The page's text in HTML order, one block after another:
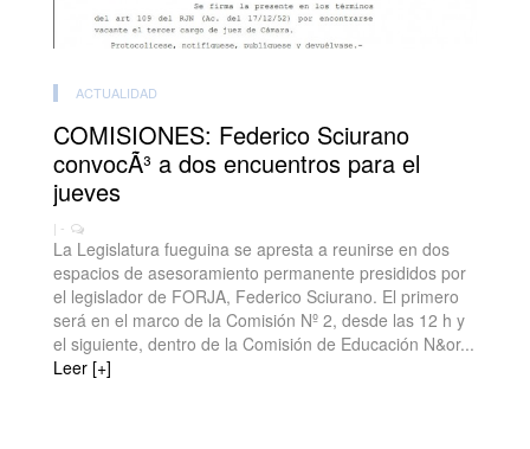
ACTUALIDAD
COMISIONES: Federico Sciurano
convocÃ³ a dos encuentros para el
jueves
| -
La Legislatura fueguina se apresta a reunirse en dos
espacios de asesoramiento permanente presididos por
el legislador de FORJA, Federico Sciurano. El primero
será en el marco de la Comisión Nº 2, desde las 12 h y
el siguiente, dentro de la Comisión de Educación N&or...
Leer [+]